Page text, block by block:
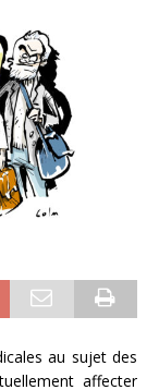
au sujet des
affecter